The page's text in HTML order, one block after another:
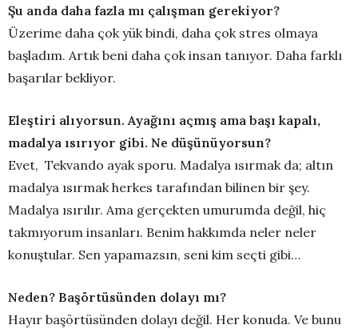
Şu anda daha fazla mı çalışman gerekiyor?
Üzerime daha çok yük bindi, daha çok stres olmaya
başladım. Artık beni daha çok insan tanıyor. Daha farklı
başarılar bekliyor.
Eleştiri alıyorsun. Ayağını açmış ama başı kapalı,
madalya ısırıyor gibi. Ne düşünüyorsun?
Evet, Tekvando ayak sporu. Madalya ısırmak da; altın
madalya ısırmak herkes tarafından bilinen bir şey.
Madalya ısırılır. Ama gerçekten umurumda değil, hiç
takmıyorum insanları. Benim hakkımda neler neler
konuştular. Sen yapamazsın, seni kim seçti gibi…
Neden? Başörtüsünden dolayı mı?
Hayır başörtüsünden dolayı değil. Her konuda. Ve bunu